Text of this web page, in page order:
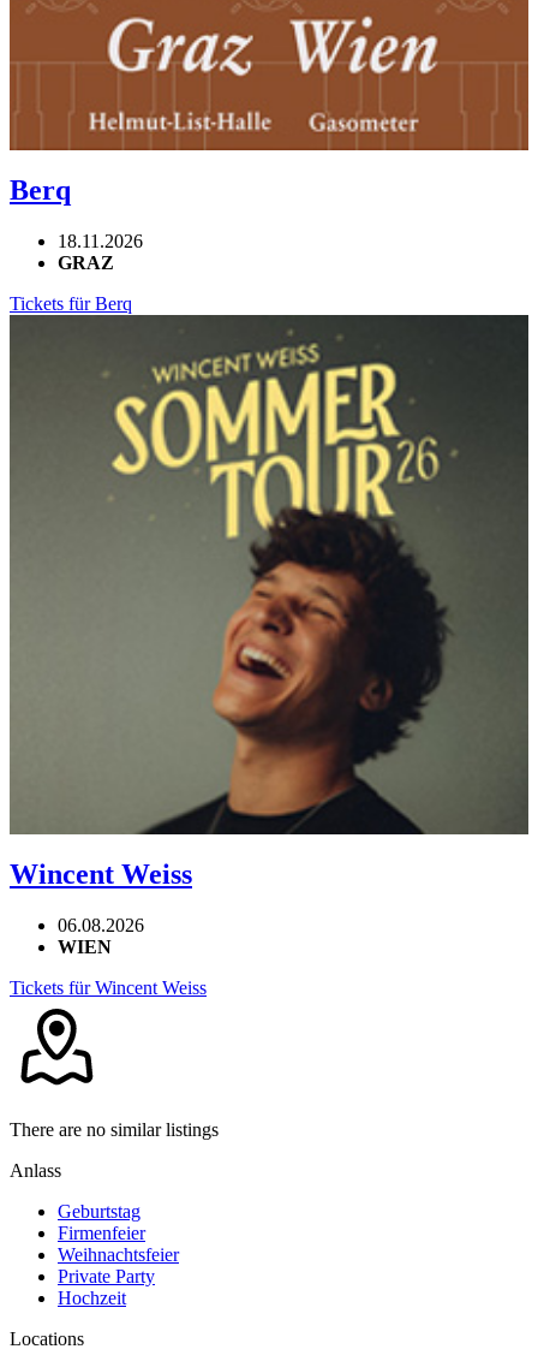
Berq
18.11.2026
GRAZ
Tickets für Berq
Wincent Weiss
06.08.2026
WIEN
Tickets für Wincent Weiss
There are no similar listings
Anlass
Geburtstag
Firmenfeier
Weihnachtsfeier
Private Party
Hochzeit
Locations